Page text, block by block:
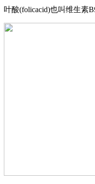
叶酸(folicacid)也叫维生素